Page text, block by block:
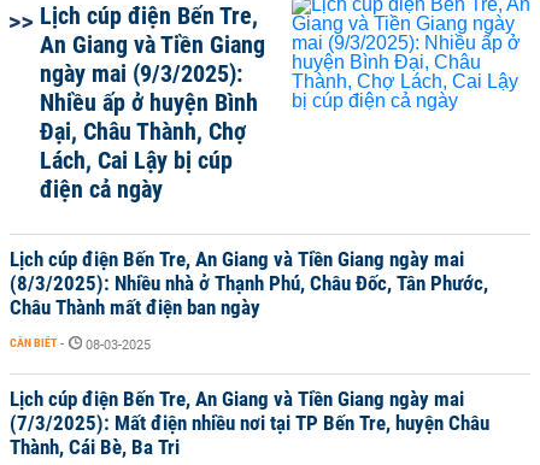
Lịch cúp điện Bến Tre,
An Giang và Tiền Giang
ngày mai (9/3/2025):
Nhiều ấp ở huyện Bình
Đại, Châu Thành, Chợ
Lách, Cai Lậy bị cúp
điện cả ngày
Lịch cúp điện Bến Tre, An Giang và Tiền Giang ngày mai
(8/3/2025): Nhiều nhà ở Thạnh Phú, Châu Đốc, Tân Phước,
Châu Thành mất điện ban ngày
CẦN BIẾT - 08-03-2025
Lịch cúp điện Bến Tre, An Giang và Tiền Giang ngày mai
(7/3/2025): Mất điện nhiều nơi tại TP Bến Tre, huyện Châu
Thành, Cái Bè, Ba Tri